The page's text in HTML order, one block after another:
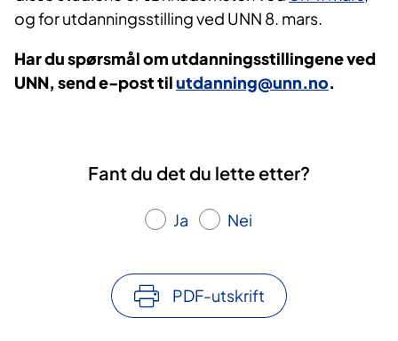
og for utdanningsstilling ved UNN 8. mars.
Har du spørsmål om utdanningsstillingene ved
UNN, send e-post tilutdanning@unn.no.
Fant du det du lette etter?
Ja Nei
PDF-utskrift